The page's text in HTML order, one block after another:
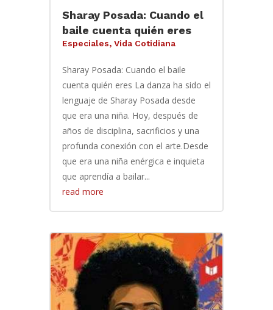
Sharay Posada: Cuando el
baile cuenta quién eres
Especiales, Vida Cotidiana
Sharay Posada: Cuando el baile
cuenta quién eres La danza ha sido el
lenguaje de Sharay Posada desde
que era una niña. Hoy, después de
años de disciplina, sacrificios y una
profunda conexión con el arte.Desde
que era una niña enérgica e inquieta
que aprendía a bailar...
read more